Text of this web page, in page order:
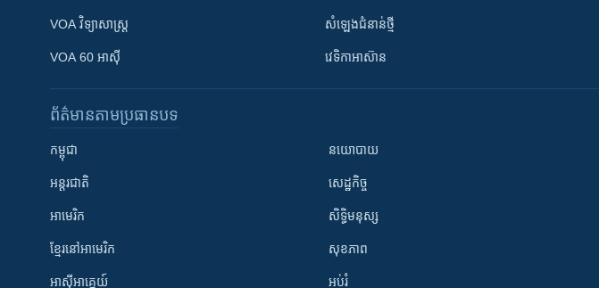
VOA ​វិទ្យាសាស្ត្រ
VOA 60 អាស៊ី
សំឡេង​ជំនាន់​ថ្មី
វេទិកា​អាស៊ាន
ព័ត៌មាន​តាមប្រធានបទ​
កម្ពុជា
អន្តរជាតិ
អាមេរិក
ខ្មែរ​នៅអាមេរិក
អាស៊ីអាគ្នេយ៍
នយោបាយ
សេដ្ឋកិច្ច
សិទ្ធិមនុស្ស
សុខភាព
អប់រំ